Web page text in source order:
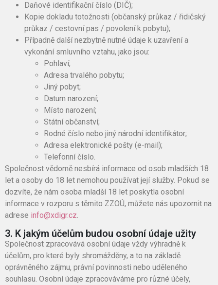
Daňové identifikační číslo (DIČ);
Kopie dokladu totožnosti (občanský průkaz / řidičský
průkaz / cestovní pas / povolení k pobytu);
Případně další nezbytně nutné údaje k uzavření a
vykonání smluvního vztahu, jako jsou:
Pohlaví;
Adresa trvalého pobytu;
Jiný pobyt;
Datum narození;
Místo narození;
Státní občanství;
Rodné číslo nebo jiný národní identifikátor;
Adresa elektronické pošty (e-mail);
Telefonní číslo.
Společnost vědomě nesbírá informace od osob mladších 18
let a osoby do 18 let nemohou používat její služby. Pokud se
dozvíte, že nám osoba mladší 18 let poskytla osobní
informace v rozporu s těmito ZZOÚ, můžete nás upozornit na
adrese info@xdigr.cz.
3. K jakým účelům budou osobní údaje užity
Společnost zpracovává osobní údaje vždy výhradně k
účelům, pro které byly shromážděny, a to na základě
oprávněného zájmu, právní povinnosti nebo uděleného
souhlasu. Osobní údaje zpracováváme pro různé účely,